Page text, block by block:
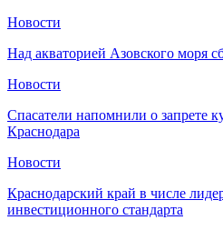
Новости
Над акваторией Азовского
Новости
Спасатели напомнили о запрете
Краснодара
Новости
Краснодарский край в числе
инвестиционного стандарта